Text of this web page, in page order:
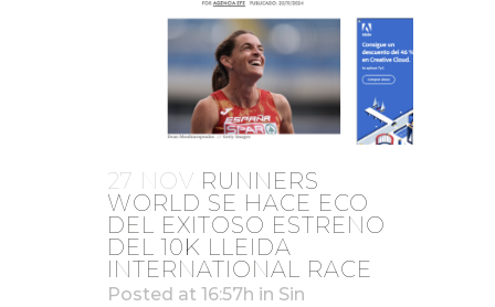
27 NOV RUNNERS
WORLD SE HACE ECO
DEL EXITOSO ESTRENO
DEL 10K LLEIDA
INTERNATIONAL RACE
Posted at 16:57h in Sin